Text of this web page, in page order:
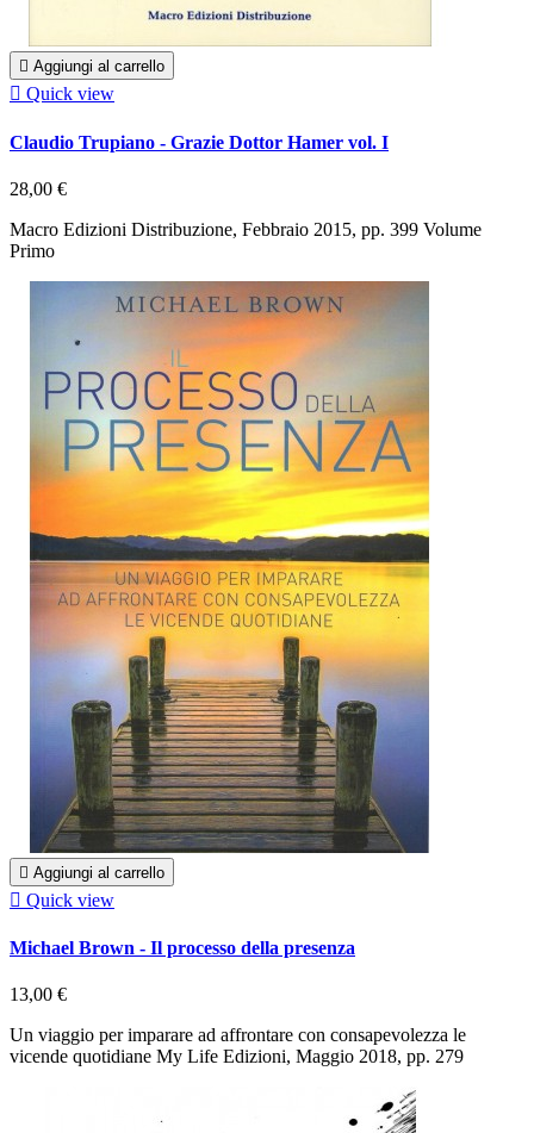
 Aggiungi al carrello
 Quick view
Claudio Trupiano - Grazie Dottor Hamer vol. I
28,00 €
Macro Edizioni Distribuzione, Febbraio 2015, pp. 399 Volume
Primo
 Aggiungi al carrello
 Quick view
Michael Brown - Il processo della presenza
13,00 €
Un viaggio per imparare ad affrontare con consapevolezza le
vicende quotidiane My Life Edizioni, Maggio 2018, pp. 279